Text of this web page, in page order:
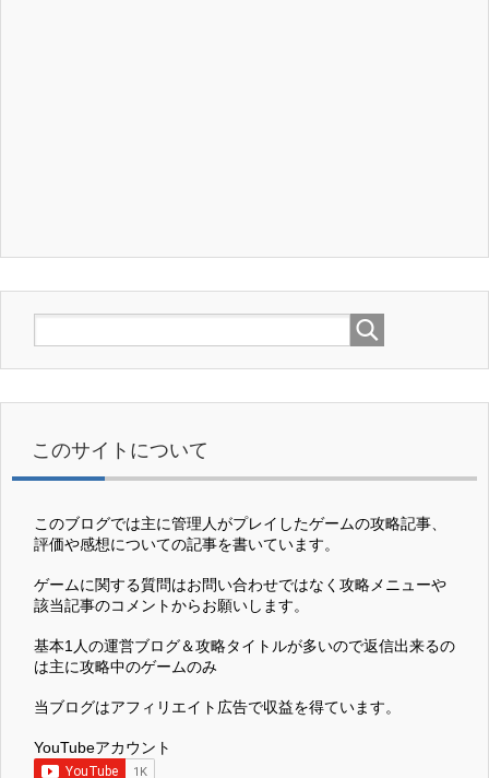
このサイトについて
このブログでは主に管理人がプレイしたゲームの攻略記事、
評価や感想についての記事を書いています。
ゲームに関する質問はお問い合わせではなく攻略メニューや
該当記事のコメントからお願いします。
基本1人の運営ブログ＆攻略タイトルが多いので返信出来るの
は主に攻略中のゲームのみ
当ブログはアフィリエイト広告で収益を得ています。
YouTubeアカウント